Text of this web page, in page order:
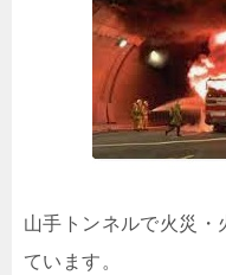
山手トンネルで火災・
ています。